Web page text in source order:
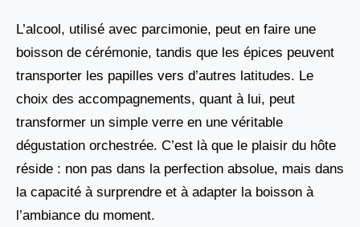
L’alcool, utilisé avec parcimonie, peut en faire une
boisson de cérémonie, tandis que les épices peuvent
transporter les papilles vers d’autres latitudes. Le
choix des accompagnements, quant à lui, peut
transformer un simple verre en une véritable
dégustation orchestrée. C’est là que le plaisir du hôte
réside : non pas dans la perfection absolue, mais dans
la capacité à surprendre et à adapter la boisson à
l’ambiance du moment.